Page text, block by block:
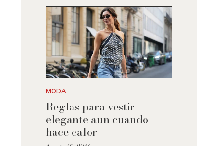
MODA
Reglas para vestir
elegante aun cuando
hace calor